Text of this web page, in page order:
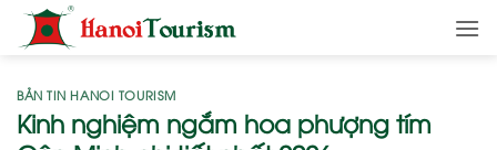
qua
dungBẢN TIN HANOI TOURISM
Kinh nghiệm ngắm hoa phượng tím